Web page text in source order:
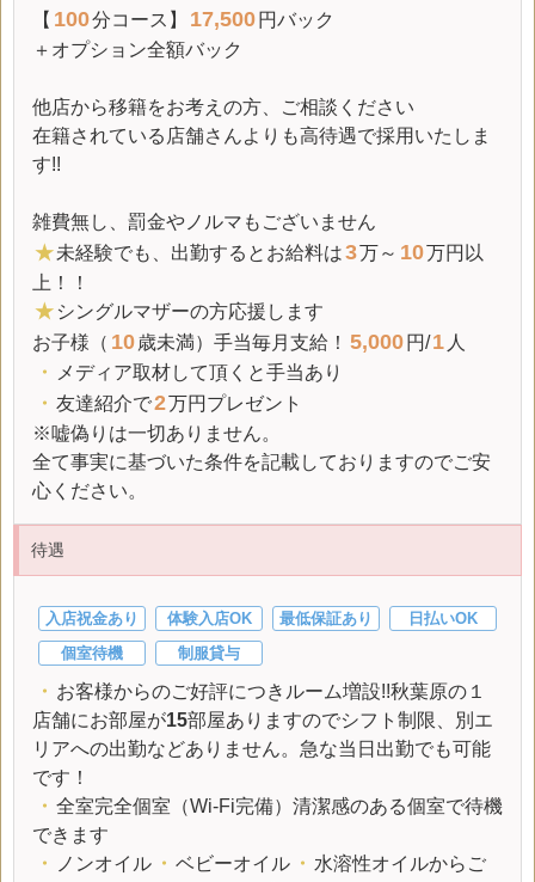
【 100分コース】 17,500 円バック
＋オプション全額バック
他店から移籍をお考えの方、ご相談ください
在籍されている店舗さんよりも高待遇で採用いたしま
す!!
雑費無し、罰金やノルマもございません
★未経験でも、出勤するとお給料は3万～ 10万円以
上！！
★ シングルマザーの方応援します
お子様（ 10歳未満）手当毎月支給！ 5,000 円/1 人
・
メディア取材して頂くと手当あり
・ 友達紹介で2万円プレゼント
※嘘偽りは一切ありません。
全て事実に基づいた条件を記載しておりますのでご安
心ください。
待遇
入店祝金あり 体験入店OK 最低保証あり
日払いOK
個室待機
制服貸与
・ お客様からのご好評につきルーム増設!!秋葉原の１
店舗にお部屋が15部屋ありますのでシフト制限、別エ
リアへの出勤などありません。急な当日出勤でも可能
です！
・ 全室完全個室（Wi-Fi完備）清潔感のある個室で待機
できます
・
ノンオイル ・ ベビーオイル ・ 水溶性オイルからご